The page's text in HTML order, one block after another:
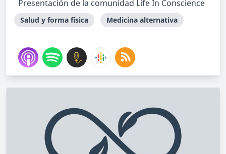
Presentación de la comunidad Life In Conscience
Salud y forma física Medicina alternativa